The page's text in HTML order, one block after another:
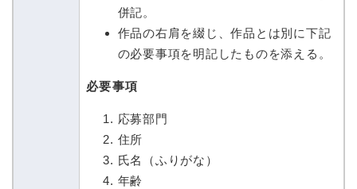
併記。
作品の右肩を綴じ、作品とは別に下記
の必要事項を明記したものを添える。
必要事項
応募部門
住所
氏名（ふりがな）
年齢